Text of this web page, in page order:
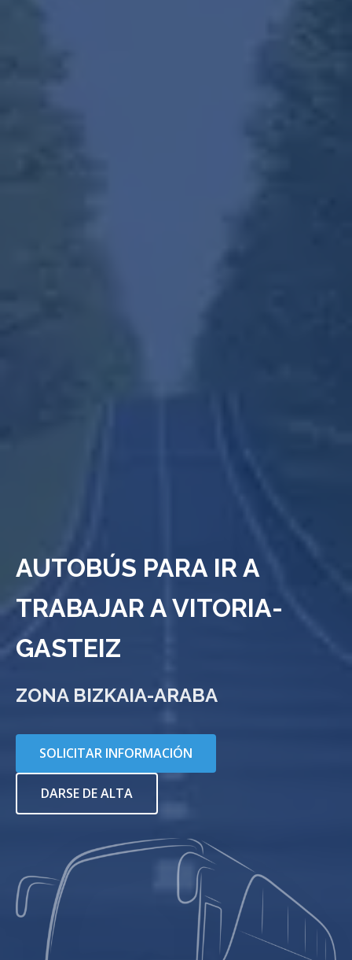
AUTOBÚS PARA IR A
TRABAJAR A VITORIA-
GASTEIZ
ZONA BIZKAIA-ARABA
SOLICITAR INFORMACIÓN
DARSE DE ALTA